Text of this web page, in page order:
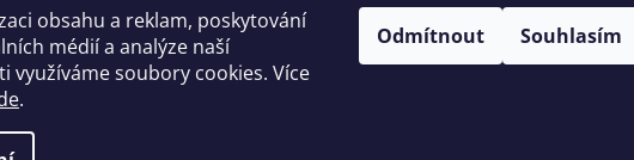
obsahu a reklam, poskytování
médií a analýze naší
využíváme soubory cookies. Více
.
Odmítnout Souhlasím
ochrany
údajů
SE